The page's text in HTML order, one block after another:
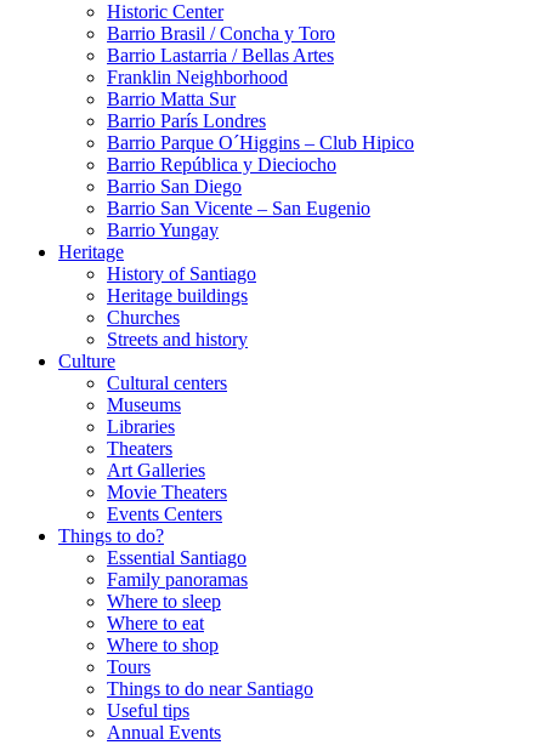
Historic Center
Barrio Brasil / Concha y Toro
Barrio Lastarria / Bellas Artes
Franklin Neighborhood
Barrio Matta Sur
Barrio Parí­s Londres
Barrio Parque O´Higgins – Club Hipico
Barrio República y Dieciocho
Barrio San Diego
Barrio San Vicente – San Eugenio
Barrio Yungay
Heritage
History of Santiago
Heritage buildings
Churches
Streets and history
Culture
Cultural centers
Museums
Libraries
Theaters
Art Galleries
Movie Theaters
Events Centers
Things to do?
Essential Santiago
Family panoramas
Where to sleep
Where to eat
Where to shop
Tours
Things to do near Santiago
Useful tips
Annual Events